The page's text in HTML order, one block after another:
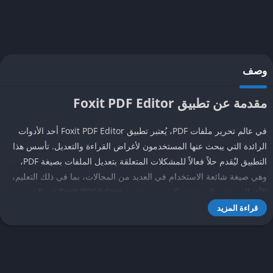
وصف
مقدمة عن تطبيق Foxit PDF Editor
في عالم تحرير ملفات PDF، يُعتبر تطبيق Foxit PDF Editor أحد الأدوات
الرائدة التي يبحث عنها المستخدمون لأغراض القراءة والتعديل. تأسس هذا
التطبيق ليُقدم حلاً فعالاً للمشكلات المتعلقة بتعديل الملفات بصيغة PDF،
وهي صيغة شائعة الاستخدام في العديد من المجالات، بما في ذلك التعليم،
سهولة الاستخدام والقوة، حيث يمكن للمستخدمين تعديل النصوص، إضافة
قراءة المزيد